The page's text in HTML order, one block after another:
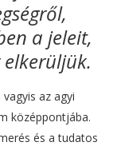
a jeleit,
az agyi
középpontjába.
és a tudatos